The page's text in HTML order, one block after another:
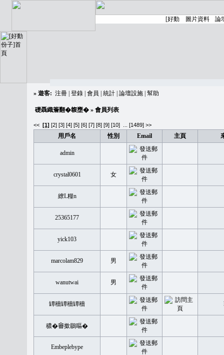
» 遊客: 注冊 登錄 會員 統計 論壇設施 幫助
礎聶織簷翻�䪖壅� » 會員列表
<< [1] [2] [3] [4] [5] [6] [7] [8] [9] [10] [1489] >>
用戶名 性別 Email 主頁
admin
crystal0601 女
繚L糧n
25365177
yick103
marcolam829 男
wanutwai 男
罈穡罈穡罈穡
穠�𤲞撳鶥嘔�
Embeplebype